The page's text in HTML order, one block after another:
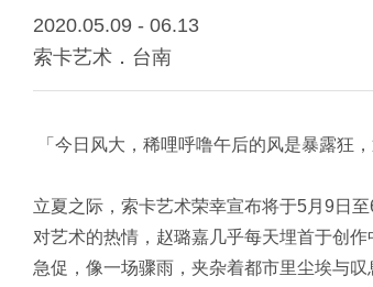
2020.05.09 - 06.13
索卡艺术．台南
「今日风大，稀哩呼噜午后的风是暴露狂
立夏之际，索卡艺术荣幸宣布将于5月9日
对艺术的热情，赵璐嘉几乎每天埋首于创
急促，像一场骤雨，夹杂着都市里尘埃与